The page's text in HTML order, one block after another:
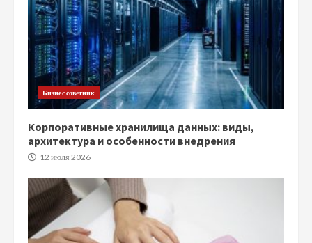
Бизнес советник
Корпоративные хранилища данных: виды,
архитектура и особенности внедрения
12 июля 2026